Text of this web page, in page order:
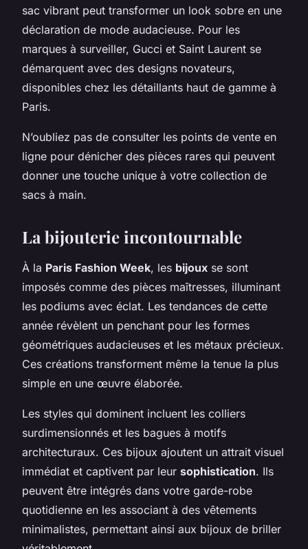
sac vibrant peut transformer un look sobre en une
déclaration de mode audacieuse. Pour les
marques à surveiller, Gucci et Saint Laurent se
démarquent avec des designs novateurs,
disponibles chez les détaillants haut de gamme à
Paris.
N’oubliez pas de consulter les points de vente en
ligne pour dénicher des pièces rares qui peuvent
donner une touche unique à votre collection de
sacs à main.
La bijouterie incontournable
À la Paris Fashion Week, les bijoux se sont
imposés comme des pièces maîtresses, illuminant
les podiums avec éclat. Les tendances de cette
année révèlent un penchant pour les formes
géométriques audacieuses et les métaux précieux.
Ces créations transforment même la tenue la plus
simple en une œuvre élaborée.
Les styles qui dominent incluent les colliers
surdimensionnés et les bagues à motifs
architecturaux. Ces bijoux ajoutent un attrait visuel
immédiat et captivent par leur sophistication. Ils
peuvent être intégrés dans votre garde-robe
quotidienne en les associant à des vêtements
minimalistes, permettant ainsi aux bijoux de briller